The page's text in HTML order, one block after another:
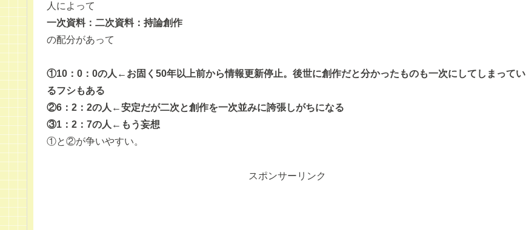
人によって
一次資料：二次資料：持論創作
の配分があって
①10：0：0の人←お固く50年以上前から情報更新停止。後世に創作だと分かったものも一次にしてしまってい
るフシもある
②6：2：2の人←安定だが二次と創作を一次並みに誇張しがちになる
③1：2：7の人←もう妄想
①と②が争いやすい。
スポンサーリンク